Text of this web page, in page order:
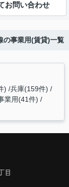
お問い合わせ
の事業用(賃貸)一覧
) 兵庫(159件)
業用(41件)
目